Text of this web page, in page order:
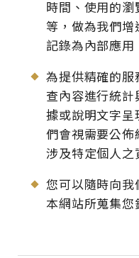
時間、使用的
等，做為我們
記錄為內部應用
為提供精確的服
查內容進行統
據或說明文字呈
們會視需要公佈
涉及特定個人之
您可以隨時向我
本網站所蒐集您